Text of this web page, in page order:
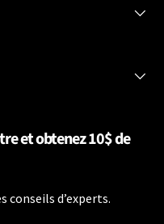
et obtenez 10$ de
conseils d’experts.